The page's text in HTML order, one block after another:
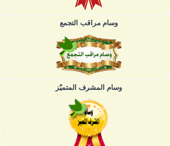
وسام مراقب التجمع
وسام المشرف المتميّز